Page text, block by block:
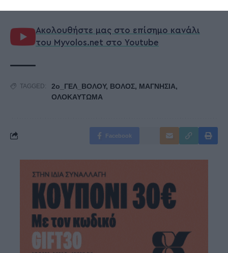
Ακολουθήστε μας στο επίσημο κανάλι
του Myvolos.net στο Youtube
TAGGED: 2ο_ΓΕΛ_ΒΟΛΟΥ, ΒΟΛΟΣ, ΜΑΓΝΗΣΙΑ,
ΟΛΟΚΑΥΤΩΜΑ
Facebook